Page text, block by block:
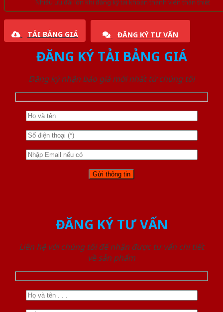
Nhiều ưu đãi lớn khi đăng ký tài khoản thành viên thân thiết
TẢI BẢNG GIÁ ĐĂNG KÝ TƯ VẤN
ĐĂNG KÝ TẢI BẢNG GIÁ
Đăng ký nhận báo giá mới nhất từ chúng tôi
ĐĂNG KÝ TƯ VẤN
Liên hệ với chúng tôi để nhận được tư vấn chi tiết
về sản phẩm